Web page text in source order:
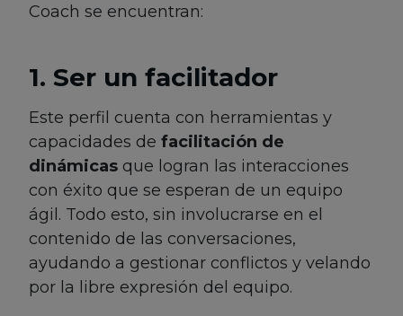
Coach se encuentran:
1. Ser un facilitador
Este perfil cuenta con herramientas y
capacidades de facilitación de
dinámicas que logran las interacciones
con éxito que se esperan de un equipo
ágil. Todo esto, sin involucrarse en el
contenido de las conversaciones,
ayudando a gestionar conflictos y velando
por la libre expresión del equipo.